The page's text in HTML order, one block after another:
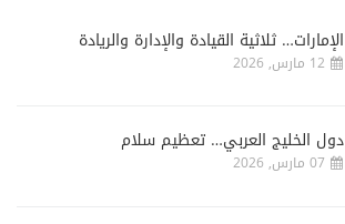
الإمارات… ثلاثية القيادة والإدارة والريادة
12 مارس, 2026
دول الخليج العربي… تعظيم سلام
07 مارس, 2026